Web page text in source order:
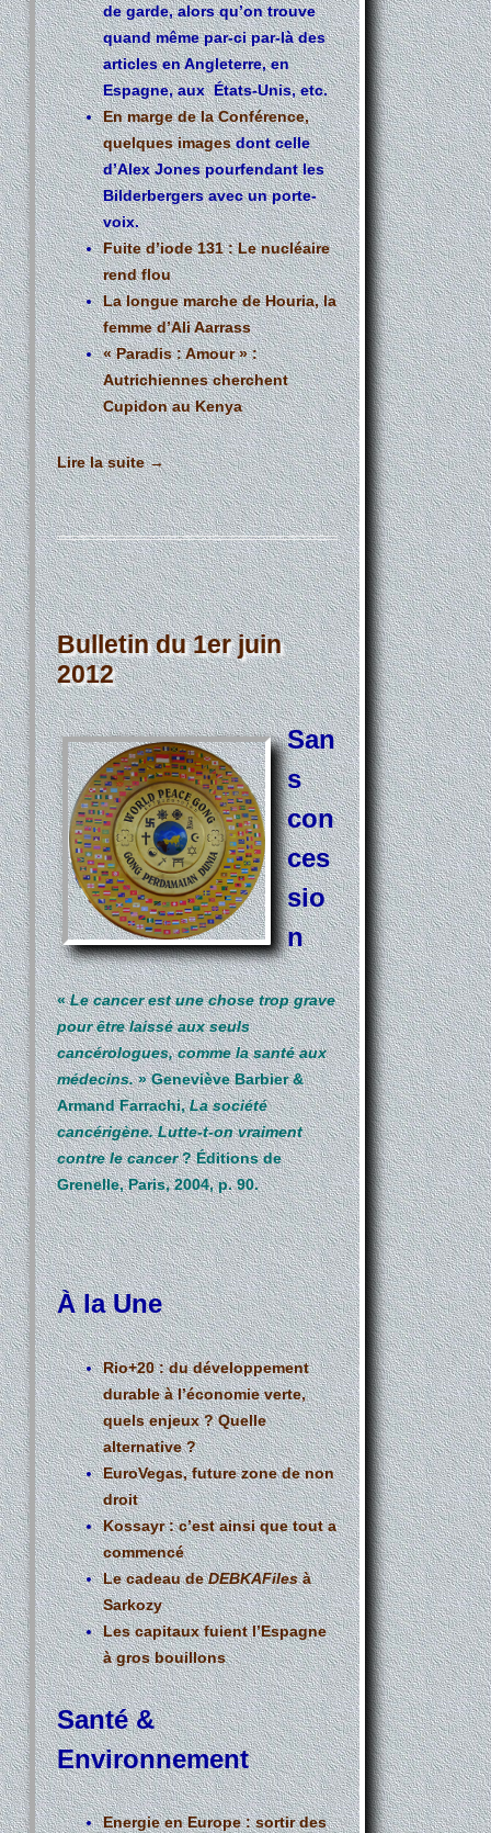
de garde, alors qu’on trouve
quand même par-ci par-là des
articles en Angleterre, en
Espagne, aux États-Unis, etc.
En marge de la Conférence,
quelques imagesdont celle
d’Alex Jones pourfendant les
Bilderbergers avec un porte-
voix.
Fuite d’iode 131 : Le nucléaire
rend flou
La longue marche de Houria, la
femme d’Ali Aarrass
« Paradis : Amour » :
Autrichiennes cherchent
Cupidon au Kenya
Lire la suite→
Bulletin du 1er juin
2012
San
s
con
ces
sio
n
«Le cancer est une chose trop grave
pour être laissé aux seuls
cancérologues, comme la santé aux
médecins.» Geneviève Barbier &
Armand Farrachi,La société
cancérigène. Lutte-t-on vraiment
contre le cancer? Éditions de
Grenelle, Paris, 2004, p. 90.
À la Une
Rio+20 : du développement
durable à l’économie verte,
quels enjeux ? Quelle
alternative ?
EuroVegas, future zone de non
droit
Kossayr : c’est ainsi que tout a
commencé
Le cadeau deDEBKAFilesà
Sarkozy
Les capitaux fuient l’Espagne
à gros bouillons
Santé &
Environnement
Energie en Europe : sortir des